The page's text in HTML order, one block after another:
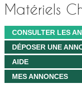
Matériels
CONSULTER LES
DÉPOSER UNE
AIDE
MES ANNONCES